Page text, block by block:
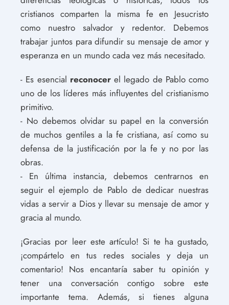
cristianos comparten la misma fe en Jesucristo
como nuestro salvador y redentor. Debemos
trabajar juntos para difundir su mensaje de amor y
esperanza en un mundo cada vez más necesitado.
- Es esencial reconocerel legado de Pablo como
uno de los líderes más influyentes del cristianismo
primitivo.
- No debemos olvidar su papel en la conversión
de muchos gentiles a la fe cristiana, así como su
defensa de la justificación por la fe y no por las
obras.
- En última instancia, debemos centrarnos en
seguir el ejemplo de Pablo de dedicar nuestras
vidas a servir a Dios y llevar su mensaje de amor y
gracia al mundo.
¡Gracias por leer este artículo! Si te ha gustado,
¡compártelo en tus redes sociales y deja un
comentario! Nos encantaría saber tu opinión y
tener una conversación contigo sobre este
importante tema. Además, si tienes alguna